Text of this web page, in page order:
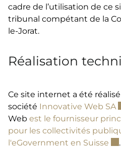
cadre de l’utilisation de ce
tribunal compétant de la
le-Jorat.
Réalisation
Ce site internet a été
société Innovative Web SA
Web est le fournisseur
pour les collectivités
l'eGovernment en Suisse